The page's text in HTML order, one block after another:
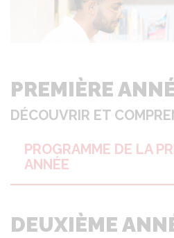
PREMIÈRE
DÉCOUVRIR ET
PROGRAMME DE LA
ANNÉE
DEUXIÈME